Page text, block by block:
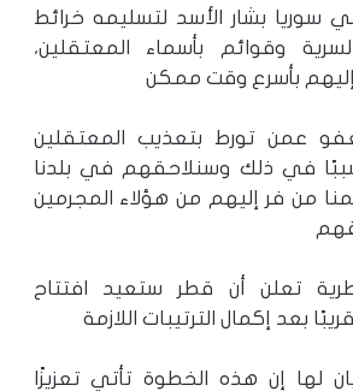
سوريا بشار الأسد لتسليمه خرائط
وقوائم بأسماء المعتقلين،
بأسرع وقت ممكن
عمن تورط بتعذيب المعتقلين
في ذلك وسنلاحقهم في بلدنا
من فر إليهم من هؤلاء المجرمين
تعلن أن قطر ستعيد افتتاح
بعد إكمال الترتيبات اللازمة
لها إن هذه الخطوة تأتي تعزيزًا